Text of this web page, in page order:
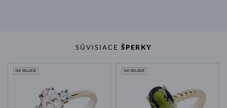
SÚVISIACE ŠPERKY
NA SKLADE NA SKLADE